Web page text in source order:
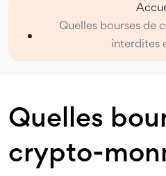
Quelles bourses de
interdites
Quelles
crypto-